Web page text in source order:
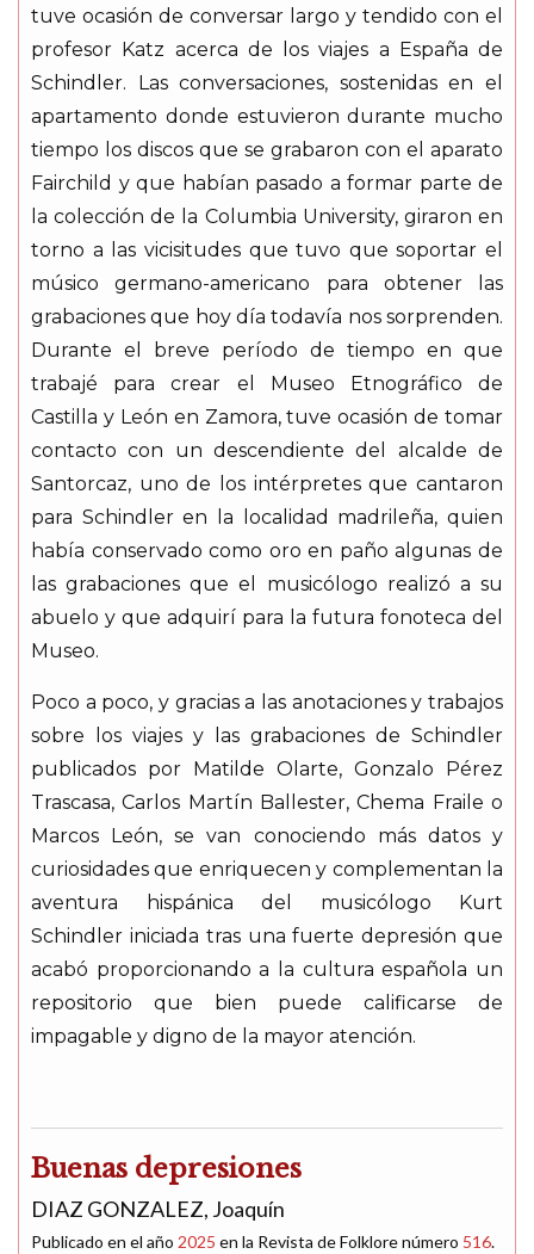
tuve ocasión de conversar largo y tendido con el
profesor Katz acerca de los viajes a España de
Schindler. Las conversaciones, sostenidas en el
apartamento donde estuvieron durante mucho
tiempo los discos que se grabaron con el aparato
Fairchild y que habían pasado a formar parte de
la colección de la Columbia University, giraron en
torno a las vicisitudes que tuvo que soportar el
músico germano-americano para obtener las
grabaciones que hoy día todavía nos sorprenden.
Durante el breve período de tiempo en que
trabajé para crear el Museo Etnográfico de
Castilla y León en Zamora, tuve ocasión de tomar
contacto con un descendiente del alcalde de
Santorcaz, uno de los intérpretes que cantaron
para Schindler en la localidad madrileña, quien
había conservado como oro en paño algunas de
las grabaciones que el musicólogo realizó a su
abuelo y que adquirí para la futura fonoteca del
Museo.
Poco a poco, y gracias a las anotaciones y trabajos
sobre los viajes y las grabaciones de Schindler
publicados por Matilde Olarte, Gonzalo Pérez
Trascasa, Carlos Martín Ballester, Chema Fraile o
Marcos León, se van conociendo más datos y
curiosidades que enriquecen y complementan la
aventura hispánica del musicólogo Kurt
Schindler iniciada tras una fuerte depresión que
acabó proporcionando a la cultura española un
repositorio que bien puede calificarse de
impagable y digno de la mayor atención.
Buenas depresiones
DIAZ GONZALEZ, Joaquín
Publicado en el año 2025 en la Revista de Folklore número 516.